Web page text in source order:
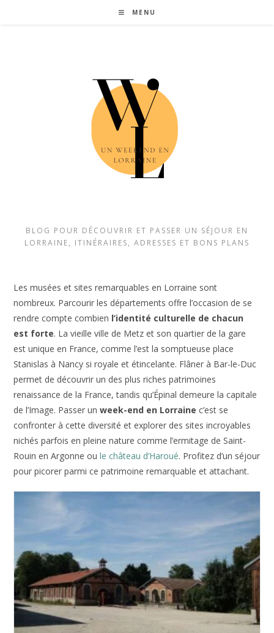
MENU
BLOG POUR DÉCOUVRIR ET PASSER UN SÉJOUR EN
LORRAINE, ITINÉRAIRES, ADRESSES ET BONS PLANS
Les musées et sites remarquables en Lorraine sont
nombreux. Parcourir les départements offre l’occasion de se
rendre compte combien l’identité culturelle de chacun
est forte. La vieille ville de Metz et son quartier de la gare
est unique en France, comme l’est la somptueuse place
Stanislas à Nancy si royale et étincelante. Flâner à Bar-le-Duc
permet de découvrir un des plus riches patrimoines
renaissance de la France, tandis qu’Épinal demeure la capitale
de l’Image. Passer unweek-end en Lorraine c’est se
confronter à cette diversité et explorer des sites incroyables
nichés parfois en pleine nature comme l’ermitage de Saint-
Rouin en Argonne oule château d’Haroué. Profitez d’un séjour
pour picorer parmi ce patrimoine remarquable et attachant.